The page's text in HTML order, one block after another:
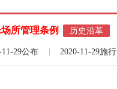
所管理条例 历史沿革
11-29公布 2020-11-29施行